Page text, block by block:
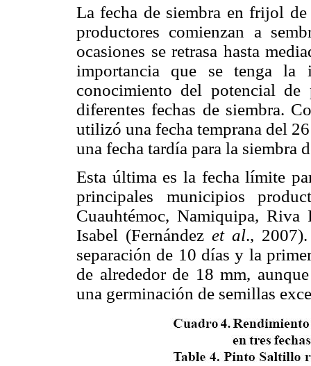
La fecha de siembra en frijol
productores comienzan a
ocasiones se retrasa hasta
importancia que se tenga la
conocimiento del potencial
diferentes fechas de siembra.
utilizó una fecha temprana del
una fecha tardía para la
Esta última es la fecha límite
principales municipios
Cuauhtémoc, Namiquipa,
Isabel (Fernández et al.,
separación de 10 días y la
de alrededor de 18 mm,
una germinación de semillas